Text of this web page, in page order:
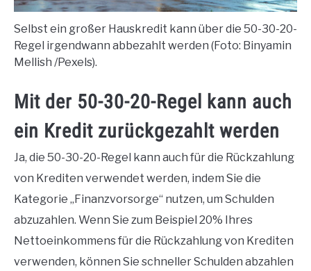
Selbst ein großer Hauskredit kann über die 50-30-20-
Regel irgendwann abbezahlt werden (Foto: Binyamin
Mellish /Pexels).
Mit der 50-30-20-Regel kann auch
ein Kredit zurückgezahlt werden
Ja, die 50-30-20-Regel kann auch für die Rückzahlung
von Krediten verwendet werden, indem Sie die
Kategorie „Finanzvorsorge“ nutzen, um Schulden
abzuzahlen. Wenn Sie zum Beispiel 20% Ihres
Nettoeinkommens für die Rückzahlung von Krediten
verwenden, können Sie schneller Schulden abzahlen